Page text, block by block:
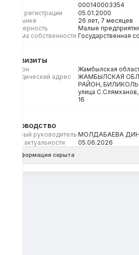
000140003354
Дата регистрации
05.01.2000
На рынке
26 лет, 7 месяцев
Размерность
Малые
Форма собственности Государственная
Реквизиты
Регион
Жамбылская
Юридический адрес
ЖАМБЫЛСКАЯ
РАЙОН,
улица
16
Руководство
Первый руководитель МОЛДАБАЕВА
Дата актуальности
05.06.2026
Информация скрыта